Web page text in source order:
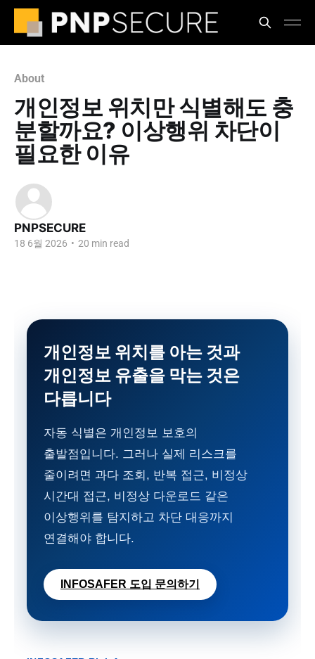
About
개인정보 위치만 식별해도 충
분할까요? 이상행위 차단이
필요한 이유
PNPSECURE
18 6월 2026 • 20 min read
개인정보 위치를 아는 것과
개인정보 유출을 막는 것은
다릅니다
자동 식별은 개인정보 보호의
출발점입니다. 그러나 실제 리스크를
줄이려면 과다 조회, 반복 접근, 비정상
시간대 접근, 비정상 다운로드 같은
이상행위를 탐지하고 차단 대응까지
연결해야 합니다.
INFOSAFER 도입 문의하기